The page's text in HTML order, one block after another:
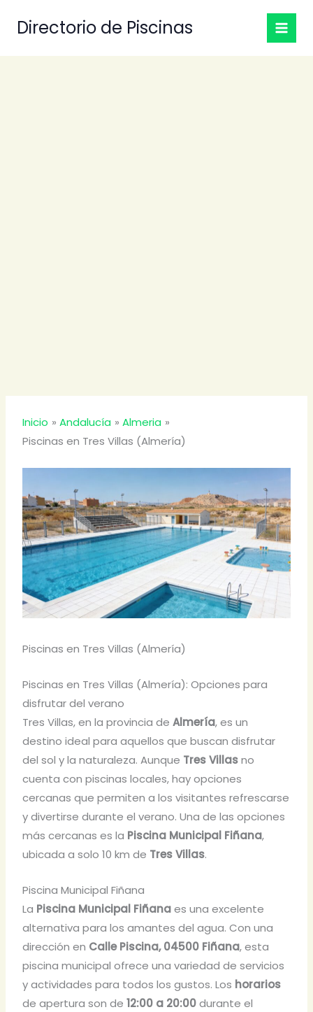
Directorio de Piscinas
Inicio Andalucía
Almeria
Piscinas en Tres Villas (Almería)
Piscinas en Tres Villas (Almería)
Piscinas en Tres Villas (Almería): Opciones para
disfrutar del verano
Tres Villas, en la provincia deAlmería, es un
destino ideal para aquellos que buscan disfrutar
del sol y la naturaleza. Aunque Tres Villasno
cuenta con piscinas locales, hay opciones
cercanas que permiten a los visitantes refrescarse
y divertirse durante el verano. Una de las opciones
más cercanas es la Piscina Municipal Fiñana,
ubicada a solo 10 km de Tres Villas.
Piscina Municipal Fiñana
La Piscina Municipal Fiñanaes una excelente
alternativa para los amantes del agua. Con una
dirección en Calle Piscina, 04500 Fiñana, esta
piscina municipal ofrece una variedad de servicios
y actividades para todos los gustos. Los horarios
de apertura son de12:00 a 20:00durante el